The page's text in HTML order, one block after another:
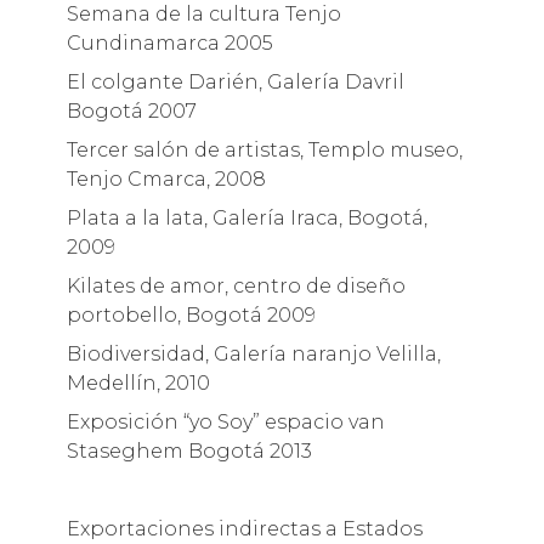
Semana de la cultura Tenjo
Cundinamarca 2005
El colgante Darién, Galería Davril
Bogotá 2007
Tercer salón de artistas, Templo museo,
Tenjo Cmarca, 2008
Plata a la lata, Galería Iraca, Bogotá,
2009
Kilates de amor, centro de diseño
portobello, Bogotá 2009
Biodiversidad, Galería naranjo Velilla,
Medellín, 2010
Exposición “yo Soy” espacio van
Staseghem Bogotá 2013
Exportaciones indirectas a Estados